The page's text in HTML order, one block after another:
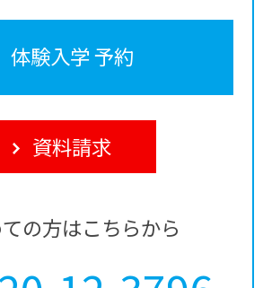
体験入学 予約
資料請求
の方はこちらから